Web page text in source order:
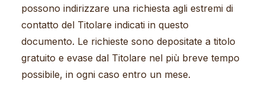
possono indirizzare una richiesta agli estremi di
contatto del Titolare indicati in questo
documento. Le richieste sono depositate a titolo
gratuito e evase dal Titolare nel più breve tempo
possibile, in ogni caso entro un mese.